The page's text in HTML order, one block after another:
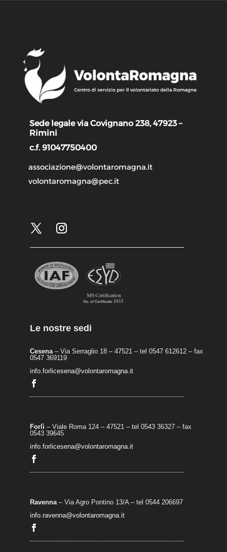
Sede legale via Covignano 238, 47923 –
Rimini
c.f. 91047750400
associazione@volontaromagna.it
volontaromagna@pec.it
Le nostre sedi
Cesena– Via Serraglio 18 – 47521 – tel 0547 612612 – fax
0547 369119
info.forlicesena@volontaromagna.it
Forlì – Viale Roma 124 – 47521 – tel 0543 36327 – fax
0543 39645
info.forlicesena@volontaromagna.it
Ravenna– Via Agro Pontino 13/A– tel 0544 206697
info.ravenna@volontaromagna.it